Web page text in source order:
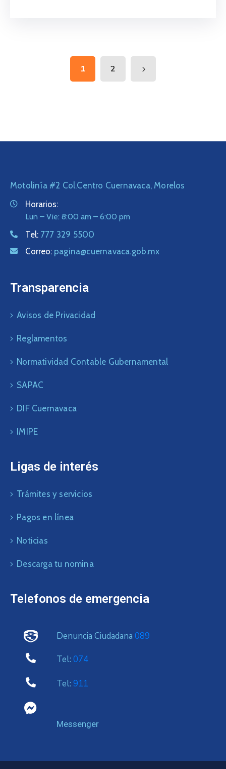
1 2
Motolinía #2 Col.Centro Cuernavaca, Morelos
Horarios:
Lun – Vie: 8:00 am – 6:00 pm
Tel: 777 329 5500
Correo: pagina@cuernavaca.gob.mx
Transparencia
Avisos de Privacidad
Reglamentos
Normatividad Contable Gubernamental
SAPAC
DIF Cuernavaca
IMIPE
Ligas de interés
Trámites y servicios
Pagos en línea
Noticias
Descarga tu nomina
Telefonos de emergencia
Denuncia Ciudadana 089
Tel: 074
Tel: 911
Messenger